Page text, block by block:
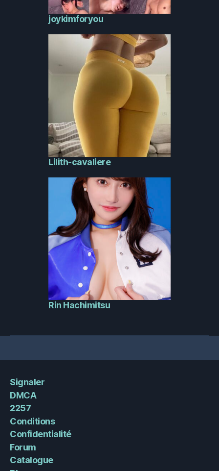
joykimforyou
Lilith-cavaliere
Rin Hachimitsu
Signaler
DMCA
2257
Conditions
Confidentialité
Forum
Catalogue